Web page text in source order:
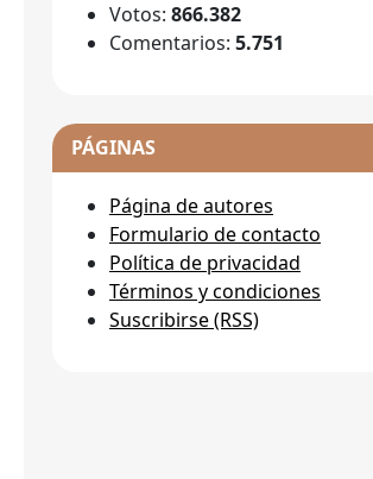
Votos: 866.382
Comentarios: 5.751
PÁGINAS
Página de autores
Formulario de contacto
Política de privacidad
Términos y condiciones
Suscribirse (RSS)